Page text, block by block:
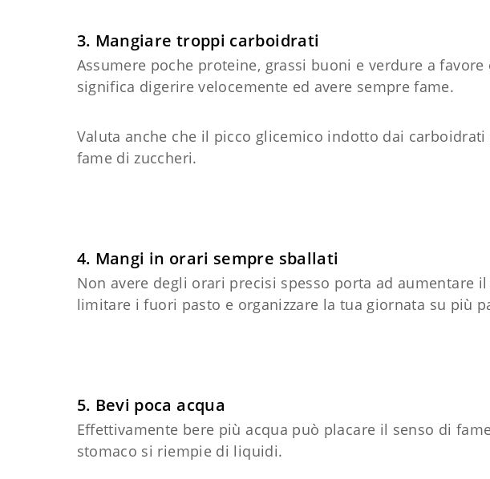
3. Mangiare troppi carboidrati
Assumere poche proteine, grassi buoni e verdure a
significa digerire velocemente ed avere sempre fame.
Valuta anche che il picco glicemico indotto dai
fame di zuccheri.
4. Mangi in orari sempre sballati
Non avere degli orari precisi spesso porta ad aumentare
limitare i fuori pasto e organizzare la tua giornata su più
5. Bevi poca acqua
Effettivamente bere più acqua può placare il senso di
stomaco si riempie di liquidi.